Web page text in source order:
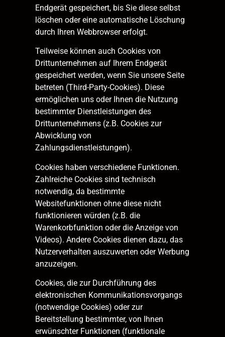
Endgerät gespeichert, bis Sie diese selbst
löschen oder eine automatische Löschung
durch Ihren Webbrowser erfolgt.
Teilweise können auch Cookies von
Drittunternehmen auf Ihrem Endgerät
gespeichert werden, wenn Sie unsere Seite
betreten (Third-Party-Cookies). Diese
ermöglichen uns oder Ihnen die Nutzung
bestimmter Dienstleistungen des
Drittunternehmens (z.B. Cookies zur
Abwicklung von
Zahlungsdienstleistungen).
Cookies haben verschiedene Funktionen.
Zahlreiche Cookies sind technisch
notwendig, da bestimmte
Websitefunktionen ohne diese nicht
funktionieren würden (z.B. die
Warenkorbfunktion oder die Anzeige von
Videos). Andere Cookies dienen dazu, das
Nutzerverhalten auszuwerten oder Werbung
anzuzeigen.
Cookies, die zur Durchführung des
elektronischen Kommunikationsvorgangs
(notwendige Cookies) oder zur
Bereitstellung bestimmter, von Ihnen
erwünschter Funktionen (funktionale